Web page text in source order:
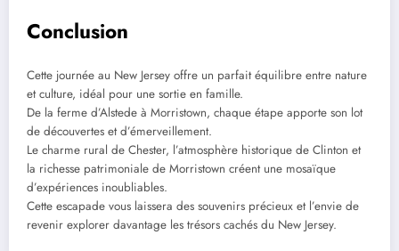
Conclusion
Cette journée au New Jersey offre un parfait équilibre entre nature
et culture, idéal pour une sortie en famille.
De la ferme d’Alstede à Morristown, chaque étape apporte son lot
de découvertes et d’émerveillement.
Le charme rural de Chester, l’atmosphère historique de Clinton et
la richesse patrimoniale de Morristown créent une mosaïque
d’expériences inoubliables.
Cette escapade vous laissera des souvenirs précieux et l’envie de
revenir explorer davantage les trésors cachés du New Jersey.